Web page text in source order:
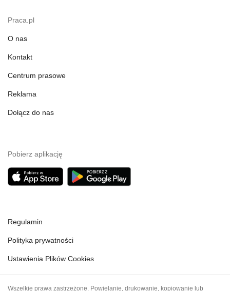
Praca.pl
O nas
Kontakt
Centrum prasowe
Reklama
Dołącz do nas
Pobierz aplikację
Regulamin
Polityka prywatności
Ustawienia Plików Cookies
Wszelkie prawa zastrzeżone. Powielanie, drukowanie, kopiowanie lub